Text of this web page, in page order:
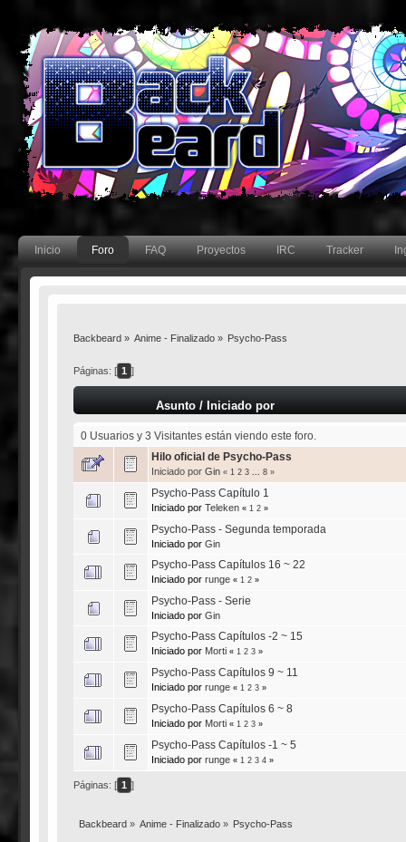
Inicio Foro FAQ Proyectos IRC Tracker
Backbeard» Anime - Finalizado » Psycho-Pass
Páginas: [ 1 ]
Asunto/ Iniciado por
0 Usuarios y 3 Visitantes están viendo este foro.
Hilo oficial de Psycho-Pass
Iniciado por Gin « 1 2 3 8»
Psycho-Pass Capítulo 1
Iniciado por Teleken « 1 2»
Psycho-Pass - Segunda temporada
Iniciado por Gin
Psycho-Pass Capítulos 16 ~ 22
Iniciado por runge « 1 2»
Psycho-Pass - Serie
Iniciado por Gin
Psycho-Pass Capítulos -2 ~ 15
Iniciado por Morti « 1 2 3»
Psycho-Pass Capítulos 9 ~ 11
Iniciado por runge « 1 2 3»
Psycho-Pass Capítulos 6 ~ 8
Iniciado por Morti « 1 2 3»
Psycho-Pass Capítulos -1 ~ 5
Iniciado por runge « 1 2 3 4»
Páginas: [ 1 ]
Backbeard» Anime - Finalizado » Psycho-Pass